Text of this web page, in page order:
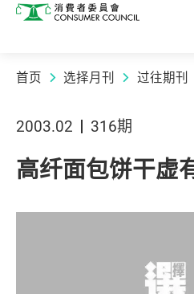
消费者委员会
首页 选择月刊 过往期刊
2003.02 316期
高纤面包饼干虚